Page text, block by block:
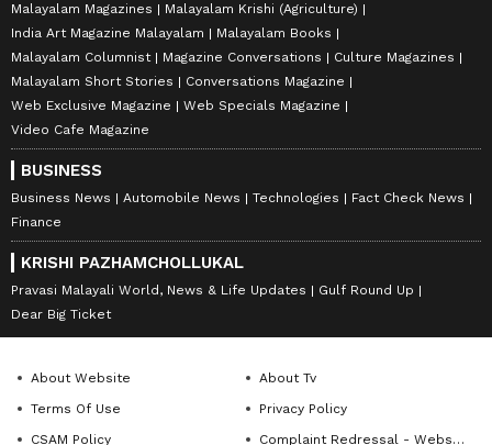
Malayalam Magazines
Malayalam Krishi (Agriculture)
India Art Magazine Malayalam
Malayalam Books
Malayalam Columnist
Magazine Conversations
Culture Magazines
Malayalam Short Stories
Conversations Magazine
Web Exclusive Magazine
Web Specials Magazine
Video Cafe Magazine
BUSINESS
Business News Automobile News Technologies
Fact Check News
Finance
KRISHI PAZHAMCHOLLUKAL
Pravasi Malayali World, News & Life Updates
Gulf Round Up
Dear Big Ticket
About Website
About Tv
Terms Of Use
Privacy Policy
CSAM Policy
Complaint Redressal - Website